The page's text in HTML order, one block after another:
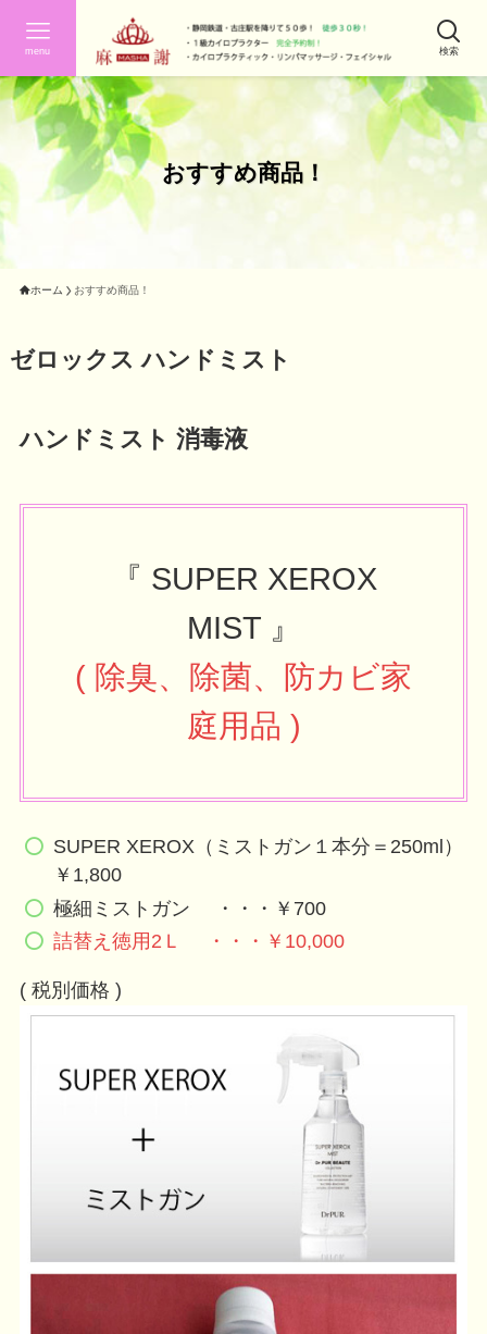
検索
menu
おすすめ商品！
ホーム おすすめ商品！
ゼロックス ハンドミスト
ハンドミスト 消毒液
『 SUPER XEROX
MIST 』
( 除臭、除菌、防カビ家
庭用品 )
SUPER XEROX（ミストガン１本分＝250ml）
￥1,800
極細ミストガン ・・・￥700
詰替え徳用2Ｌ ・・・￥10,000
( 税別価格 )